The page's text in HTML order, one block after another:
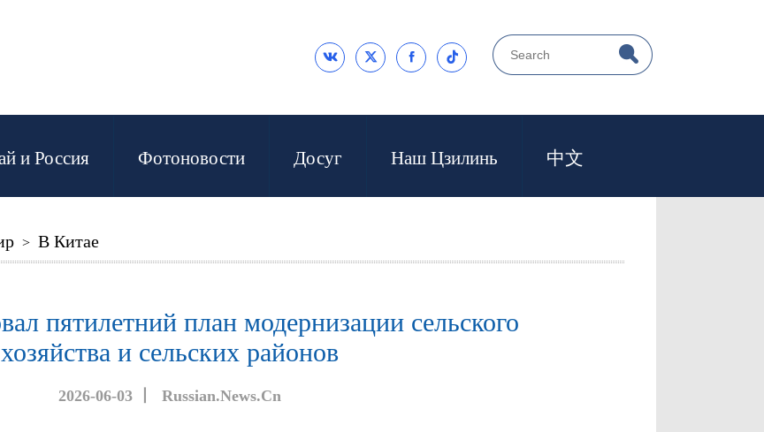
   
и Россия Фотоновости Досуг Наш Цзилинь 中文
> В Китае
пятилетний план модернизации сельского
хозяйства и сельских районов
2026-06-03 Russian.News.Cn